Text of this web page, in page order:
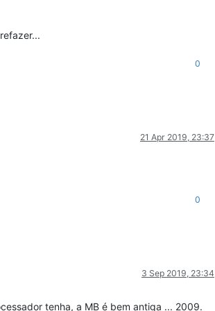
0
21 Apr 2019, 23:37
0
3 Sep 2019, 23:34
tenha, a MB é bem antiga ... 2009.